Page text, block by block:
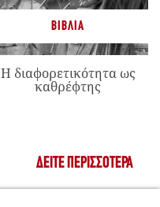
ΒΙΒΛΊΑ
Η διαφορετικότητα ως
καθρέφτης
ΔΕΊΤΕ ΠΕΡΙΣΣΌΤΕΡΑ